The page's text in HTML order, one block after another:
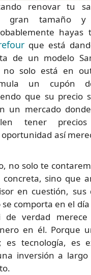
renovar tu
gran tamaño y
hayas
que está
de un modelo
no solo está en
un cupón
que su precio
un mercado
tener precios
así
no solo te
sino que
en cuestión, sus
comporta en el
de verdad
en él. Porque
es tecnología, es
inversión a largo